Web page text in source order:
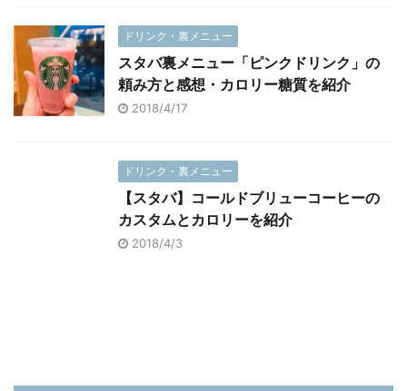
ドリンク・裏メニュー
スタバ裏メニュー「ピンクドリンク」の
頼み方と感想・カロリー糖質を紹介
2018/4/17
ドリンク・裏メニュー
【スタバ】コールドブリューコーヒーの
カスタムとカロリーを紹介
2018/4/3